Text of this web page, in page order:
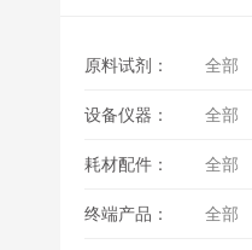
原料试剂： 全部
设备仪器： 全部
耗材配件： 全部
终端产品： 全部